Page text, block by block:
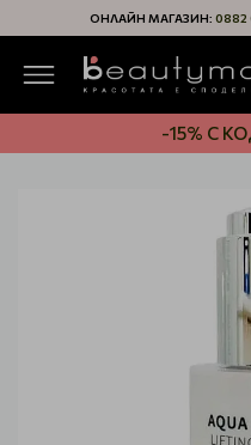
ОНЛАЙН МАГАЗИН: 0882
-15% С